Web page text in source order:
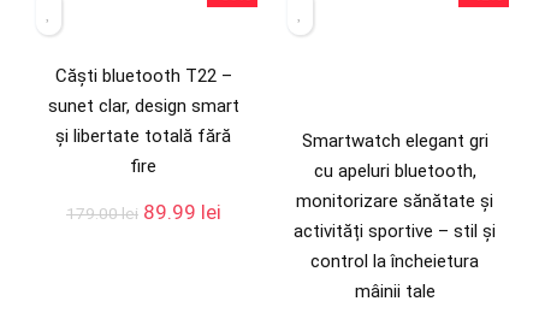
Căști bluetooth T22 –
sunet clar, design smart
și libertate totală fără
fire
179.00lei 89.99 lei
Smartwatch elegant gri
cu apeluri bluetooth,
monitorizare sănătate și
activități sportive – stil și
control la încheietura
mâinii tale